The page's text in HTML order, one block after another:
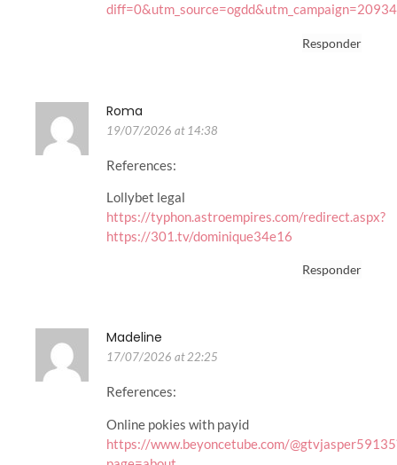
Responder
Roma
19/07/2026 at 14:38
References:
Lollybet legal
https://typhon.astroempires.com/redirect.aspx?
https://301.tv/dominique34e16
Responder
Madeline
17/07/2026 at 22:25
References:
Online pokies with payid
https://www.beyoncetube.com/